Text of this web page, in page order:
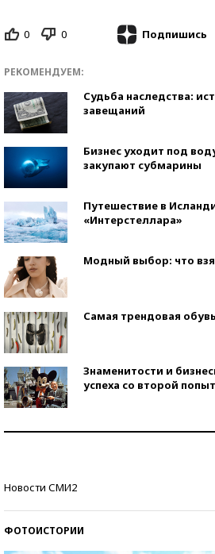
0 0 Подпишись
РЕКОМЕНДУЕМ:
Судьба наследства:
завещаний
Бизнес уходит под
закупают субмарины
Путешествие в
«Интерстеллара»
Модный выбор: что
Самая трендовая
Знаменитости и
успеха со второй
Новости СМИ2
ФОТОИСТОРИИ